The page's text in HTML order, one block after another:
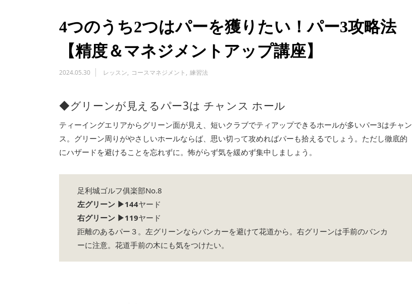
4つのうち2つはパーを獲りたい！パー3攻略法
【精度＆マネジメントアップ講座】
2024.05.30 レッスン コースマネジメント 練習法
◆グリーンが見えるパー3は チャンス ホール
ティーイングエリアからグリーン面が見え、短いクラブでティアップできるホールが多いパー3はチャン
ス。グリーン周りがやさしいホールならば、思い切って攻めればパーも拾えるでしょう。ただし徹底的
にハザードを避けることを忘れずに。怖がらず気を緩めず集中しましょう。
足利城ゴルフ俱楽部No.8
左グリーン ▶144ヤード
右グリーン ▶119ヤード
距離のあるパー３。左グリーンならバンカーを避けて花道から。右グリーンは手前のバンカ
ーに注意。花道手前の木にも気をつけたい。